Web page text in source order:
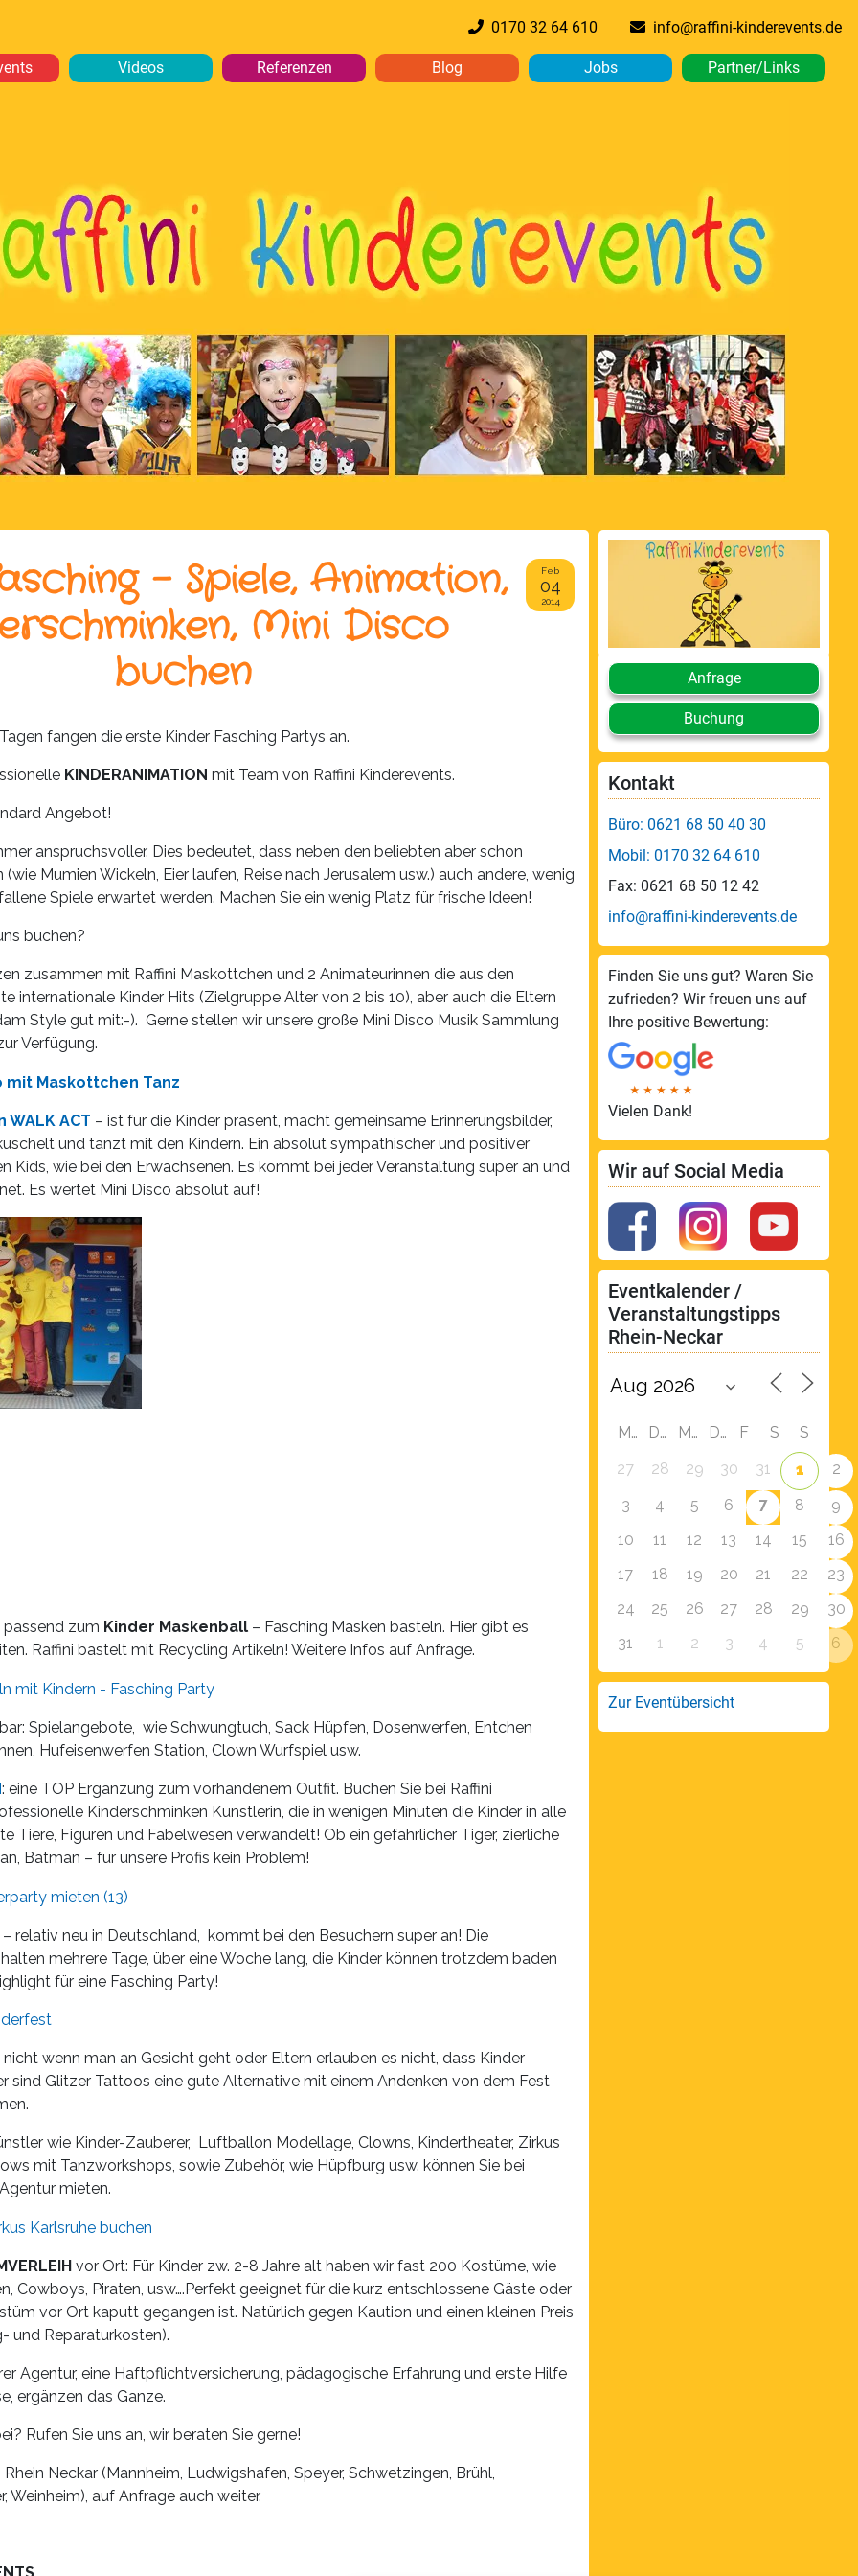
0170 32 64 610 info@raffini-kinderevents.de
Videos Referenzen Blog Jobs Partner/Links
– Spiele, Animation,
Mini Disco
buchen
Feb
04
2014
fangen die erste Kinder Fasching Partys an.
KINDERANIMATION mit Team von Raffini Kinderevents.
Angebot!
anspruchsvoller. Dies bedeutet, dass neben den beliebten aber schon
Mumien Wickeln, Eier laufen, Reise nach Jerusalem usw.) auch andere, wenig
Spiele erwartet werden. Machen Sie ein wenig Platz für frische Ideen!
buchen?
zusammen mit Raffini Maskottchen und 2 Animateurinnen die aus den
internationale Kinder Hits (Zielgruppe Alter von 2 bis 10), aber auch die Eltern
Style gut mit:-). Gerne stellen wir unsere große Mini Disco Musik Sammlung
Verfügung.
WALK ACT – ist für die Kinder präsent, macht gemeinsame Erinnerungsbilder,
und tanzt mit den Kindern. Ein absolut sympathischer und positiver
Kids, wie bei den Erwachsenen. Es kommt bei jeder Veranstaltung super an und
Es wertet Mini Disco absolut auf!
passend zum Kinder Maskenball– Fasching Masken basteln. Hier gibt es
Raffini bastelt mit Recycling Artikeln! Weitere Infos auf Anfrage.
Spielangebote, wie Schwungtuch, Sack Hüpfen, Dosenwerfen, Entchen
Hufeisenwerfen Station, Clown Wurfspiel usw.
: eine TOP Ergänzung zum vorhandenem Outfit. Buchen Sie bei Raffini
Kinderschminken Künstlerin, die in wenigen Minuten die Kinder in alle
Tiere, Figuren und Fabelwesen verwandelt! Ob ein gefährlicher Tiger, zierliche
Batman – für unsere Profis kein Problem!
relativ neu in Deutschland, kommt bei den Besuchern super an! Die
mehrere Tage, über eine Woche lang, die Kinder können trotzdem baden
für eine Fasching Party!
nicht wenn man an Gesicht geht oder Eltern erlauben es nicht, dass Kinder
sind Glitzer Tattoos eine gute Alternative mit einem Andenken von dem Fest
wie Kinder-Zauberer, Luftballon Modellage, Clowns, Kindertheater, Zirkus
mit Tanzworkshops, sowie Zubehör, wie Hüpfburg usw. können Sie bei
mieten.
vor Ort: Für Kinder zw. 2-8 Jahre alt haben wir fast 200 Kostüme, wie
Cowboys, Piraten, usw….Perfekt geeignet für die kurz entschlossene Gäste oder
vor Ort kaputt gegangen ist. Natürlich gegen Kaution und einen kleinen Preis
und Reparaturkosten).
Agentur, eine Haftpflichtversicherung, pädagogische Erfahrung und erste Hilfe
ergänzen das Ganze.
Rufen Sie uns an, wir beraten Sie gerne!
Neckar (Mannheim, Ludwigshafen, Speyer, Schwetzingen, Brühl,
Weinheim), auf Anfrage auch weiter.
Anfrage
Buchung
Kontakt
Büro: 0621 68 50 40 30
Mobil: 0170 32 64 610
Fax: 0621 68 50 12 42
info@raffini-kinderevents.de
Finden Sie uns gut? Waren Sie
zufrieden? Wir freuen uns auf
Ihre positive Bewertung:
Vielen Dank!
Wir auf Social Media
Eventkalender /
Veranstaltungstipps
Rhein-Neckar
M D M D F S
S
27
28 29 30 31 1
2
3
4 5 6 7 8
9
10
11 12 13 14 15
16
17
18 19 20 21 22
23
24
25 26 27 28 29
30
31
1 2 3 4 5 6
Zur Eventübersicht